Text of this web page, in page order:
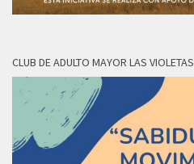
CLUB DE ADULTO MAYOR LAS VIOLETAS